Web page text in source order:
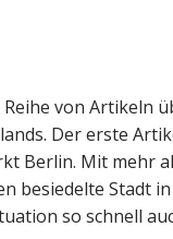
von Artikeln
Der erste
Berlin. Mit mehr
besiedelte Stadt
so schnell